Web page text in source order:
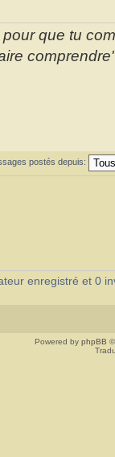
que tu
postés depuis:
enregistré et 0
Powered by phpBB